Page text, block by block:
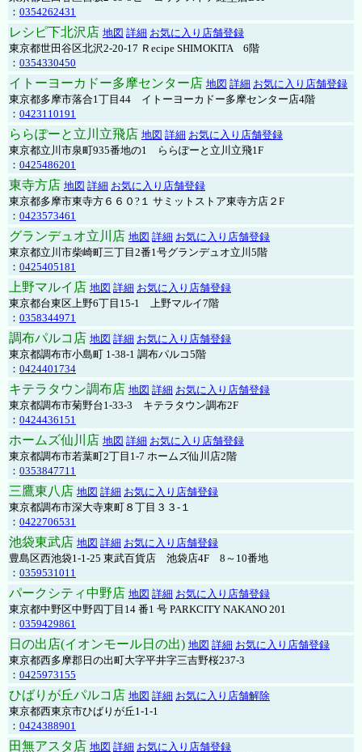
： 0354262431
レシピ下北沢店 地図 詳細 お気に入り店舗登録
東京都世田谷区北沢2-20-17 Ｒecipe SHIMOKITA 6階
： 0354330450
イトーヨーカドー多摩センター店 地図 詳細 お気に入り店舗登録
東京都多摩市落合1丁目44 イトーヨーカドー多摩センター店4階
： 0423110191
ららぽーと立川立飛店 地図 詳細 お気に入り店舗登録
東京都立川市泉町935番地の1 ららぽーと立川立飛1F
： 0425486201
東寺方店 地図 詳細 お気に入り店舗登録
東京都多摩市東寺方６６０?１ サミットストア東寺方店２F
： 0423573461
グランデュオ立川店 地図 詳細 お気に入り店舗登録
東京都立川市柴崎町三丁目2番1号グランデュオ立川5階
： 0425405181
上野マルイ店 地図 詳細 お気に入り店舗登録
東京都台東区上野6丁目15-1 上野マルイ7階
： 0358344971
調布パルコ店 地図 詳細 お気に入り店舗登録
東京都調布市小島町 1-38-1 調布パルコ5階
： 0424401734
キテラタウン調布店 地図 詳細 お気に入り店舗登録
東京都調布市菊野台1-33-3 キテラタウン調布2F
： 0424436151
ホームズ仙川店 地図 詳細 お気に入り店舗登録
東京都調布市若葉町2丁目1-7 ホームズ仙川店2階
： 0353847711
三鷹東八店 地図 詳細 お気に入り店舗登録
東京都調布市深大寺東町８丁目３３-１
： 0422706531
池袋東武店 地図 詳細 お気に入り店舗登録
豊島区西池袋1-1-25 東武百貨店 池袋店4F 8～10番地
： 0359531011
パークシティ中野店 地図 詳細 お気に入り店舗登録
東京都中野区中野四丁目14 番1 号 PARKCITY NAKANO 201
： 0359429861
日の出店(イオンモール日の出) 地図 詳細 お気に入り店舗登録
東京都西多摩郡日の出町大字平井字三吉野桜237-3
： 0425973155
ひばりが丘パルコ店 地図 詳細 お気に入り店舗解除
東京都西東京市ひばりが丘1-1-1
： 0424388901
田無アスタ店 地図 詳細 お気に入り店舗登録